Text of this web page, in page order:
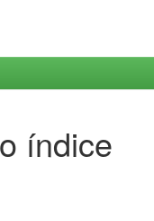
índice